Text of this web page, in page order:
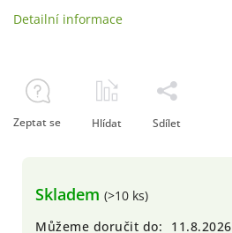
Skladem (>10 ks)
Můžeme doručit do:
11.8.2026
Detailní informace
Zeptat se Hlídat Sdílet